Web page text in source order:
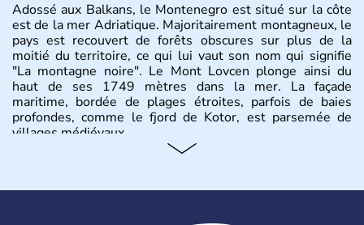
Adossé aux Balkans, le Montenegro est situé sur la côte
est de la mer Adriatique. Majoritairement montagneux, le
pays est recouvert de forêts obscures sur plus de la
moitié du territoire, ce qui lui vaut son nom qui signifie
"La montagne noire". Le Mont Lovcen plonge ainsi du
haut de ses 1749 mètres dans la mer. La façade
maritime, bordée de plages étroites, parfois de baies
profondes, comme le fjord de Kotor, est parsemée de
villages médiévaux.